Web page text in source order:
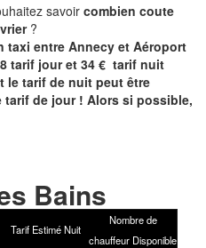
savoir combien coute
?
taxi entre Annecy et Aéroport
tarif jour et 34 € tarif nuit
le tarif de nuit peut être
tarif de jour ! Alors si possible,
Bains
Tarif Estimé Nuit
Nombre de
chauffeur Disponible